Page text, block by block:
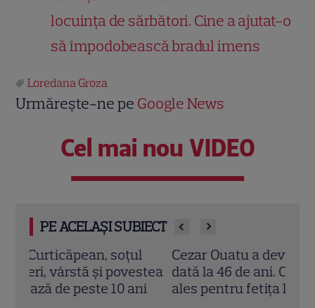
locuința de sărbători. Cine a ajutat-o
să împodobească bradul imens
Loredana Groza
Urmărește-ne pe Google News
Cel mai nou VIDEO
PE ACELAȘI SUBIECT
Cezar Ouatu a devenit tată pentru prima
dată la 46 de ani. Ce nume deosebit a
ales pentru fetița lui